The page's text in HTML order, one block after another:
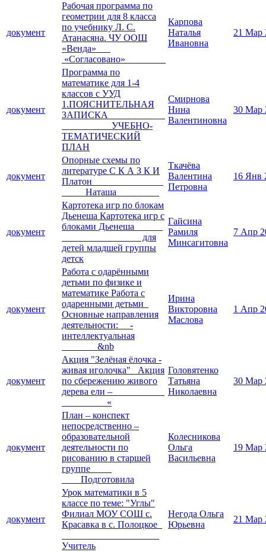
документ
Рабочая программа по
геометрии для 8 класса
по учебнику Л. С.
Атанасяна. ЧУ ООШ
«Венда»
«Согласовано»
Карпова
Наталья
Ивановна
21 Мар
документ
Программа по
математике для 1-4
классов с УУД
1.ПОЯСНИТЕЛЬНАЯ
ЗАПИСКА
УЧЕБНО-
ТЕМАТИЧЕСКИЙ
ПЛАН
Смирнова
Нина
Валентиновна
30 Мар
документ
Опорные схемы по
литературе С К А З К И
Платон
Наташа
Ткачёва
Валентина
Петровна
16 Янв
документ
Картотека игр по блокам
Дьенеша Картотека игр с
блоками Дьенеша
для
детей младшей группы
детск
Гайсина
Рамиля
Минсагитовна
7 Апр
документ
Работа с одарёнными
детьми по физике и
математике Работа с
одаренными детьми
Основные направления
деятельности: -
интеллектуальная
&nb
Ирина
Викторовна
Маслова
1 Апр
документ
Акция "Зелёная ёлочка -
живая иголочка" Акция
по сбережению живого
дерева ели –
«
Головятенко
Татьяна
Николаевна
30 Мар
документ
План – конспект
непосредственно –
образовательной
деятельности по
рисованию в старшей
группе
Подготовила
Колесникова
Ольга
Васильевна
19 Мар
документ
Урок математики в 5
классе по теме: "Углы"
Филиал МОУ СОШ с.
Красавка в с. Полоцкое
Учитель
Негода Ольга
Юрьевна
21 Мар